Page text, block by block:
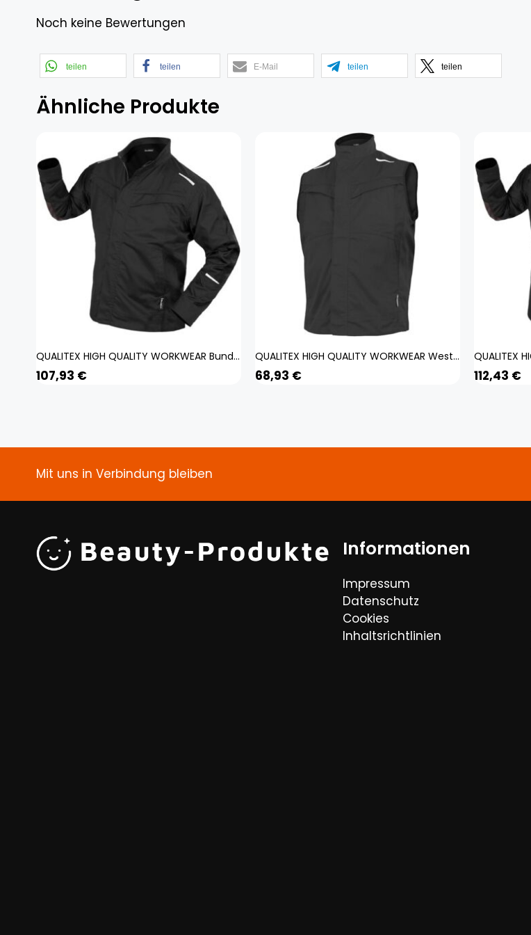
Noch keine Bewertungen
teilen teilen E-Mail teilen teilen
Ähnliche Produkte
QUALITEX HIGH QUALITY WORKWEAR Bundjacke IND black beauty Damen: 4XL Herren: 4XL
107,93 €
QUALITEX HIGH QUALITY WORKWEAR Weste IND black beauty Damen: 3XL Herren: 3XL
68,93 € 112,43 €
Mit uns in Verbindung bleiben
Informationen
Impressum
Datenschutz
Cookies
Inhaltsrichtlinien